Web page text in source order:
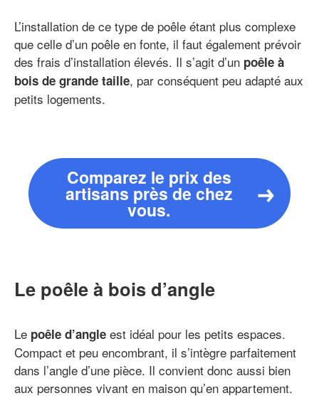
L’installation de ce type de poêle étant plus complexe
que celle d’un poêle en fonte, il faut également prévoir
des frais d’installation élevés. Il s’agit d’un poêle à
bois de grande taille, par conséquent peu adapté aux
petits logements.
Comparez le prix des
artisans près de chez
vous.
Le poêle à bois d’angle
Le poêle d’angle est idéal pour les petits espaces.
Compact et peu encombrant, il s’intègre parfaitement
dans l’angle d’une pièce. Il convient donc aussi bien
aux personnes vivant en maison qu’en appartement.